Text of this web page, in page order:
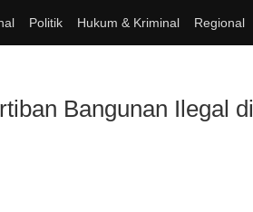
Politik Hukum & Kriminal Regional
Bangunan Ilegal di